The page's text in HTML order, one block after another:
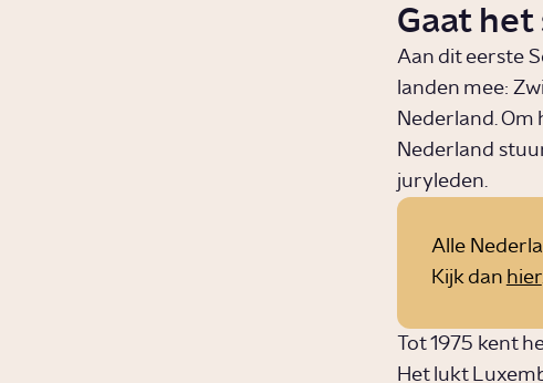
Gaat
Aan dit eerste
landen mee:
Nederland.
Nederland
juryleden.
Alle
Kijk dan hier
Tot 1975 kent
Het lukt